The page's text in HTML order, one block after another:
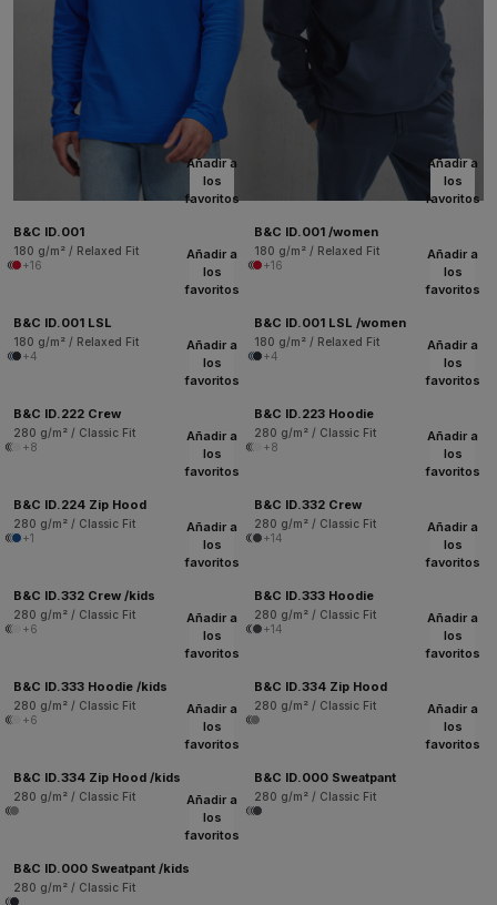
Añadir a
los
favoritos
B&C ID.001
180 g/m² / Relaxed Fit
+16
Añadir a
los
favoritos
B&C ID.001 /women
180 g/m² / Relaxed Fit
+16
Añadir a
los
favoritos
B&C ID.001 LSL
180 g/m² / Relaxed Fit
+4
Añadir a
los
favoritos
B&C ID.001 LSL /women
180 g/m² / Relaxed Fit
+4
Añadir a
los
favoritos
B&C ID.222 Crew
280 g/m² / Classic Fit
+8
Añadir a
los
favoritos
B&C ID.223 Hoodie
280 g/m² / Classic Fit
+8
Añadir a
los
favoritos
B&C ID.224 Zip Hood
280 g/m² / Classic Fit
+1
Añadir a
los
favoritos
B&C ID.332 Crew
280 g/m² / Classic Fit
+14
Añadir a
los
favoritos
B&C ID.332 Crew /kids
280 g/m² / Classic Fit
+6
Añadir a
los
favoritos
B&C ID.333 Hoodie
280 g/m² / Classic Fit
+14
Añadir a
los
favoritos
B&C ID.333 Hoodie /kids
280 g/m² / Classic Fit
+6
Añadir a
los
favoritos
B&C ID.334 Zip Hood
280 g/m² / Classic Fit
Añadir a
los
favoritos
B&C ID.334 Zip Hood /kids
280 g/m² / Classic Fit
Añadir a
los
favoritos
B&C ID.000 Sweatpant
280 g/m² / Classic Fit
Añadir a
los
favoritos
B&C ID.000 Sweatpant /kids
280 g/m² / Classic Fit